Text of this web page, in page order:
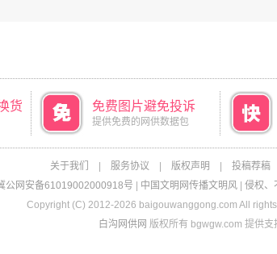
货 免费图片避免投诉
提供免费的网供数据包
关于我们 服务协议 版权声明 投稿荐稿
公网安备61019002000918号 中国文明网传播文明风| 侵权、
Copyright (C) 2012-2026 baigouwanggong.com All
白沟网供网 版权所有 bgwgw.com 提供支